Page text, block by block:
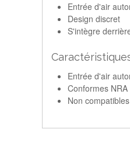
Entrée d'air
Design discret
S'intègre
Entrée d'air
Conformes
Non